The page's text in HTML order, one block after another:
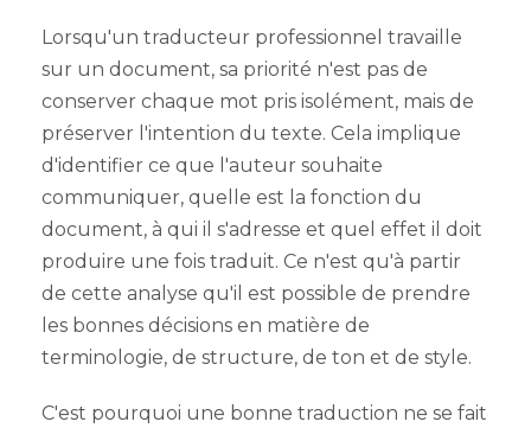
Lorsqu'un traducteur professionnel travaille
sur un document, sa priorité n'est pas de
conserver chaque mot pris isolément, mais de
préserver l'intention du texte. Cela implique
d'identifier ce que l'auteur souhaite
communiquer, quelle est la fonction du
document, à qui il s'adresse et quel effet il doit
produire une fois traduit. Ce n'est qu'à partir
de cette analyse qu'il est possible de prendre
les bonnes décisions en matière de
terminologie, de structure, de ton et de style.
C'est pourquoi une bonne traduction ne se fait